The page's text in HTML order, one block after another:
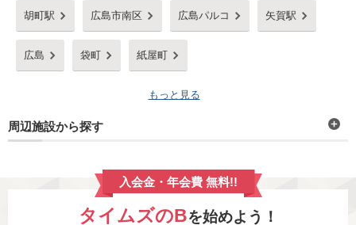
胡町駅 広島市南区 広島パルコ 矢賀駅
広島 袋町 紙屋町
もっと見る
周辺施設から探す
入会金・年会費 無料!!
タイムズのBを始めよう！